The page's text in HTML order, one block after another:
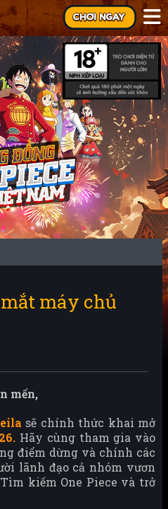
mắt máy chủ
mến,
sẽ chính thức khai mở
Hãy cùng tham gia vào
điểm dừng và chính các
lãnh đạo cả nhóm vươn
kiếm One Piece và trở